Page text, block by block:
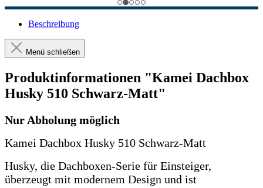
Beschreibung
Menü schließen
Produktinformationen "Kamei Dachbox
Husky 510 Schwarz-Matt"
Nur Abholung möglich
Kamei Dachbox Husky 510 Schwarz-Matt
Husky, die Dachboxen-Serie für Einsteiger,
überzeugt mit modernem Design und ist